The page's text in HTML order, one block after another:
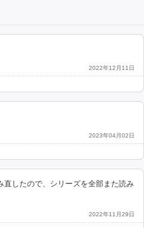
2022年12月11日
2023年04月02日
したので、シリーズを全部また読み
2022年11月29日